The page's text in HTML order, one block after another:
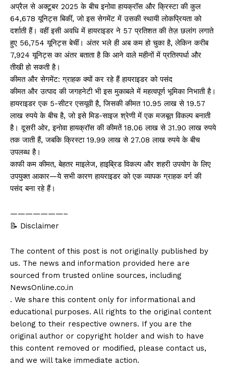
अप्रैल से अक्टूबर 2025 के बीच इनोवा हायक्रॉस और क्रिस्टा की कुल
64,678 यूनिट्स बिकीं, जो इस सेगमेंट में उसकी स्थायी लोकप्रियता को
दर्शाती हैं। वहीं इसी अवधि में हायराइडर ने 57 प्रतिशत की तेज़ छलांग लगाते
हुए 56,754 यूनिट्स बेचीं। अंतर भले ही अब कम हो चुका है, लेकिन करीब
7,924 यूनिट्स का अंतर बताता है कि आने वाले महीनों में प्रतिस्पर्धा और
तीखी हो सकती है।
कीमत और सेगमेंट: ग्राहक क्यों कर रहे हैं हायराइडर को पसंद
कीमत और उत्पाद की जगहनेटी भी इस मुकाबले में महत्वपूर्ण भूमिका निभाती है।
हायराइडर एक 5-सीटर एसयूवी है, जिसकी कीमत 10.95 लाख से 19.57
लाख रुपये के बीच है, जो इसे मिड-साइज श्रेणी में एक मजबूत विकल्प बनाती
है। दूसरी ओर, इनोवा हायक्रॉस की कीमतें 18.06 लाख से 31.90 लाख रुपये
तक जाती हैं, जबकि क्रिस्टा 19.99 लाख से 27.08 लाख रुपये के बीच
उपलब्ध है।
काफी कम कीमत, बेहतर माइलेज, हाइब्रिड विकल्प और शहरी उपयोग के लिए
उपयुक्त आकार—ये सभी कारण हायराइडर को एक व्यापक ग्राहक वर्ग की
पसंद बना रहे हैं।
———————–
📝 Disclaimer
The content of this post is not originally published by
us. The news and information provided here are
sourced from trusted online sources, including
NewsOnline.co.in
. We share this content only for informational and
educational purposes. All rights to the original content
belong to their respective owners. If you are the
original author or copyright holder and wish to have
this content removed or modified, please contact us,
and we will take immediate action.